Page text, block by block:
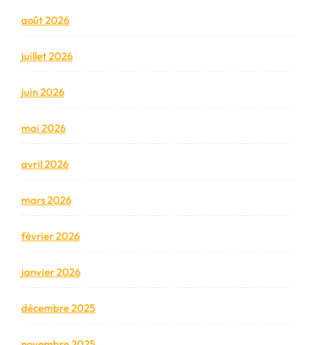
août 2026
juillet 2026
juin 2026
mai 2026
avril 2026
mars 2026
février 2026
janvier 2026
décembre 2025